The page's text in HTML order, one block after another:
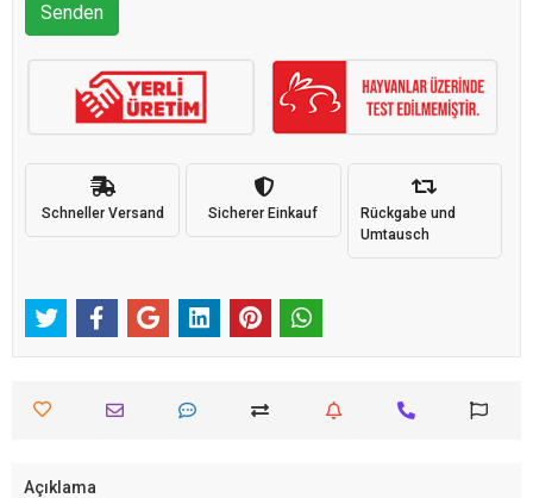
Senden
Schneller Versand Sicherer Einkauf
Rückgabe und
Umtausch
Açıklama